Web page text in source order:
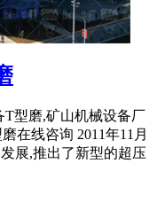
T型磨,矿山机械设备厂
在线咨询 2011年11月
展,推出了新型的超压